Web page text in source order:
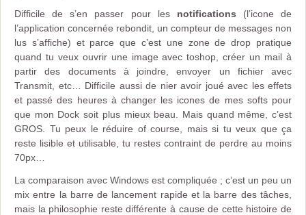
Difficile de s’en passer pour les notifications (l’icone de
l’application concernée rebondit, un compteur de messages non
lus s’affiche) et parce que c’est une zone de drop pratique
quand tu veux ouvrir une image avec toshop, créer un mail à
partir des documents à joindre, envoyer un fichier avec
Transmit, etc… Difficile aussi de nier avoir joué avec les effets
et passé des heures à changer les icones de mes softs pour
que mon Dock soit plus mieux beau. Mais quand même, c’est
GROS. Tu peux le réduire of course, mais si tu veux que ça
reste lisible et utilisable, tu restes contraint de perdre au moins
70px…
La comparaison avec Windows est compliquée ; c’est un peu un
mix entre la barre de lancement rapide et la barre des tâches,
mais la philosophie reste différente à cause de cette histoire de